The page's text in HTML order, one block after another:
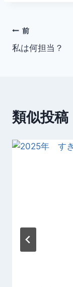
投
稿
ゲ
ー
前
私は何担
類似投稿